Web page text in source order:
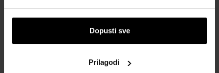
Dopusti sve
Prilagodi
Sustav vjernosti
Zaštita privatnosti